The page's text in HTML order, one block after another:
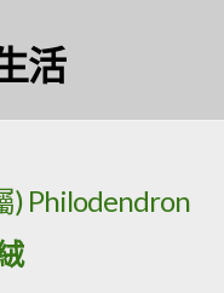
活
) Philodendron